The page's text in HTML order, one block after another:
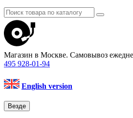
Магазин в Москве. Самовывоз
495 928-01-94
English version
Везде